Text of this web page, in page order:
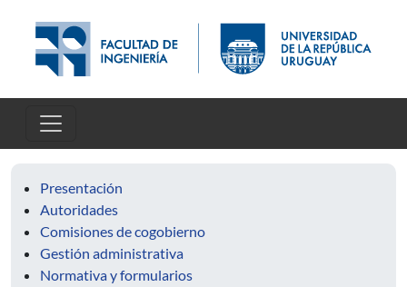
Presentación
Autoridades
Comisiones de cogobierno
Gestión administrativa
Normativa y formularios